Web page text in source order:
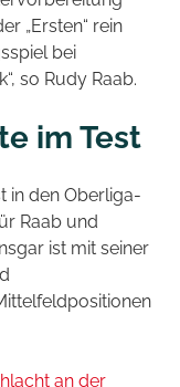
„Ersten“ rein
bei
so Rudy Raab.
im Test
in den Oberliga-
Raab und
ist mit seiner
an der